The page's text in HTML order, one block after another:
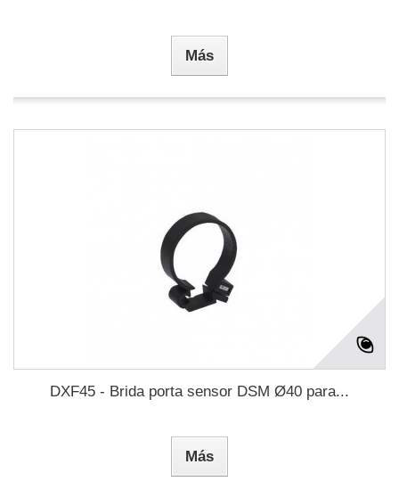
Más
DXF45 - Brida porta sensor DSM Ø40 para...
Más